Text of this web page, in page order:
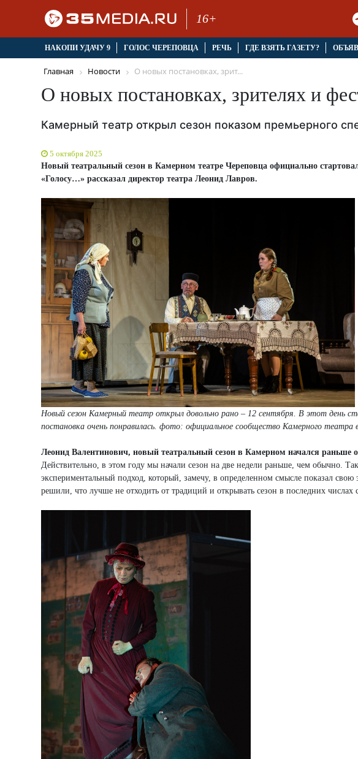
16+
НАКОПИ УДАЧУ 9 ГОЛОС ЧЕРЕПОВЦА РЕЧЬ ГДЕ ВЗЯТЬ ГАЗЕТУ?
Главная Новости О новых постановках, зрит...
О новых постановках, зрителях и
Камерный театр открыл сезон показом премьерного
5 октября 2025
Новый театральный сезон в Камерном театре Череповца официально
«Голосу…» рассказал директор театра Леонид Лавров.
Новый сезон Камерный театр открыл довольно рано – 12 сентября. В этот день
постановка очень понравилась. фото: официальное сообщество Камерного
Леонид Валентинович, новый театральный сезон в Камерном начался раньше
Действительно, в этом году мы начали сезон на две недели раньше, чем обычно.
экспериментальный подход, который, замечу, в определенном смысле показал
решили, что лучше не отходить от традиций и открывать сезон в последних числах